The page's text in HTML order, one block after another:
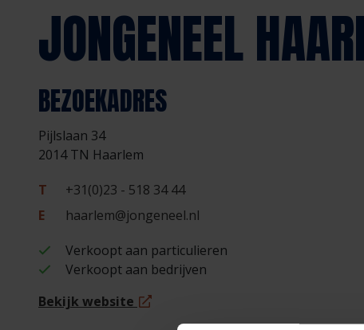
JONGENEEL
BEZOEKADRES
Pijlslaan 34
2014 TN Haarlem
T
+31(0)23 - 518 34 44
E
haarlem@jongeneel.nl
Verkoopt aan particulieren
Verkoopt aan bedrijven
Bekijk website